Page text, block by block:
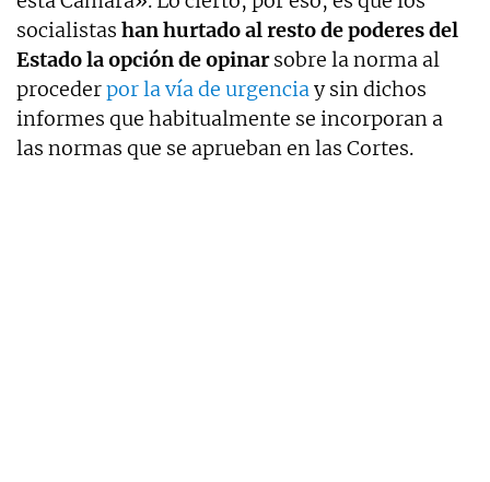
socialistas han hurtado al resto de poderes del
Estado la opción de opinarsobre la norma al
procederpor la vía de urgenciay sin dichos
informes que habitualmente se incorporan a
las normas que se aprueban en las Cortes.